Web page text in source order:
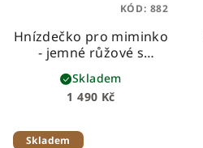
Hnízdečko pro miminko
- jemné růžové s
růžičkami
1 490 Kč
Skladem
KÓD: 882
Skladem